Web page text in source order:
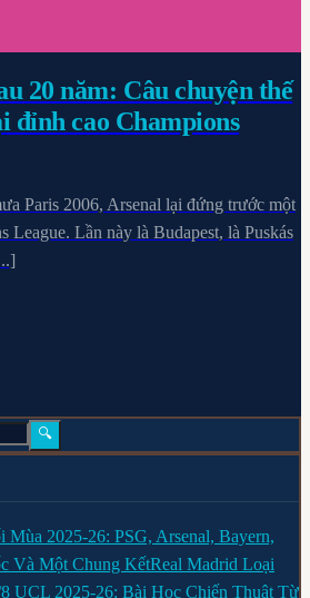
20 năm: Câu chuyện thế
đỉnh cao Champions
Paris 2006, Arsenal lại đứng trước một
League. Lần này là Budapest, là Puskás
🔍
2025-26: PSG, Arsenal, Bayern,
Và Một Chung KếtReal Madrid Loại
UCL 2025-26: Bài Học Chiến Thuật Từ